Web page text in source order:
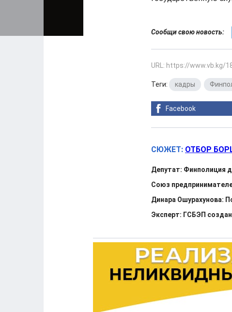
Сообщи свою новость:
URL: https://www.vb.kg/
Теги: кадры
Facebook
СЮЖЕТ: ОТБОР
Депутат: Финполиция
Союз
Динара Ошурахунова:
Эксперт: ГСБЭП